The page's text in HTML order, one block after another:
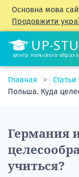
Основна мова
Продовжити
центр польского
Главная
Польша. Куда
Германия
учиться?